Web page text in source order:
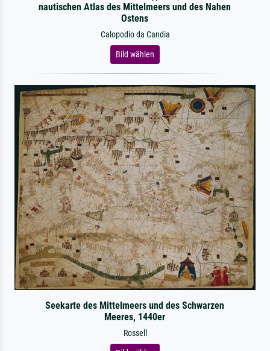
nautischen Atlas des Mittelmeers und des Nahen
Ostens
Calopodio da Candia
Bild wählen
Seekarte des Mittelmeers und des Schwarzen
Meeres, 1440er
Rossell